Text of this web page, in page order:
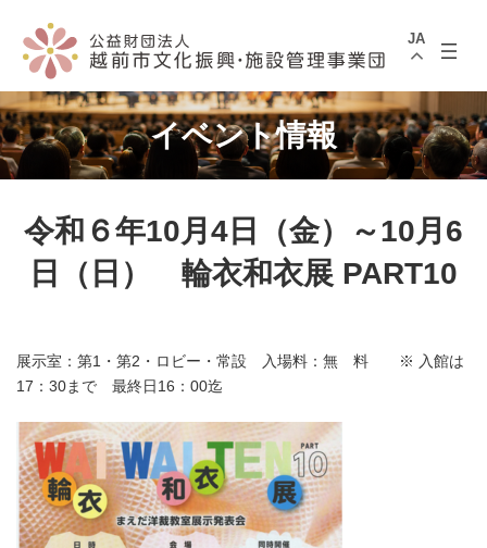
へ
ス
キ
ッ
プ
ョ
ン
に
移
動
JA
イベント情報
令和６年10月4日（金）～10月6
日（日） 輪衣和衣展 PART10
展示室：第1・第2・ロビー・常設 入場料：無 料 ※ 入館は
17：30まで 最終日16：00迄